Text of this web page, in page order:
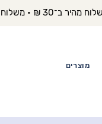
ב־30 ₪ • משלוח חינם מעל ₪399 • מוצר שלישי ב־50% הנחה
מוצרים